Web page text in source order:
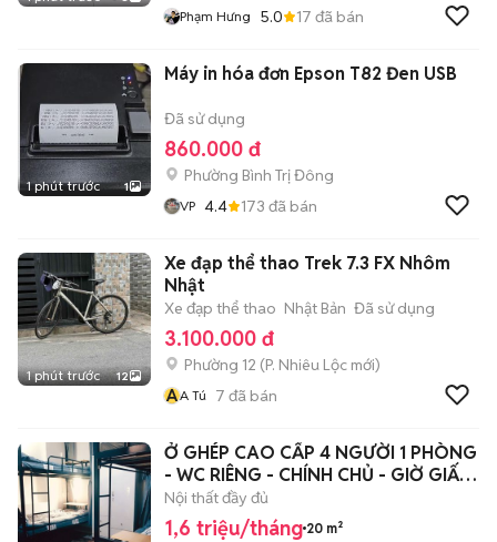
Phạm Hưng 5.0 17 đã bán
1 phút trước 1
Máy in hóa đơn Epson T82 Đen USB
Đã sử dụng
860.000 đ
Phường Bình Trị Đông
VP 4.4 173 đã bán
1 phút trước 12
Xe đạp thể thao Trek 7.3 FX Nhôm
Nhật
Xe đạp thể thao Nhật Bản Đã sử dụng
3.100.000 đ
Phường 12 (P. Nhiêu Lộc mới)
AA Tú 7 đã bán
Ở GHÉP CAO CẤP 4 NGƯỜI 1 PHÒNG
- WC RIÊNG - CHÍNH CHỦ - GIỜ GIẤC
TỰ DO
Nội thất đầy đủ
1,6 triệu/tháng 20 m²